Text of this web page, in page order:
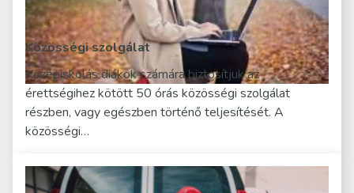
Közösségi szolgálat
Középiskolás diákok számára biztosítjuk az
érettségihez kötött 50 órás közösségi szolgálat
részben, vagy egészben történő teljesítését. A
közösségi…